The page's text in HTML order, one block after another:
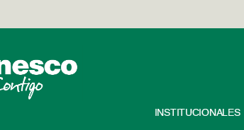
INSTITUCIONALES